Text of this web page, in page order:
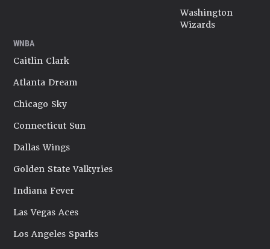
Washington
Wizards
WNBA
Caitlin Clark
Atlanta Dream
Chicago Sky
Connecticut Sun
Dallas Wings
Golden State Valkyries
Indiana Fever
Las Vegas Aces
Los Angeles Sparks